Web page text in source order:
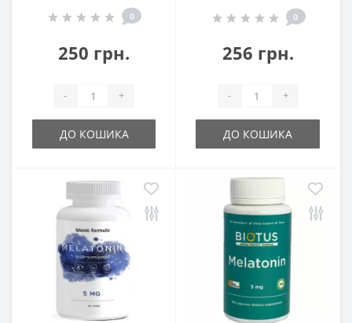
0
250 грн.
- +
ДО КОШИКА
0
256 грн.
- +
ДО КОШИКА